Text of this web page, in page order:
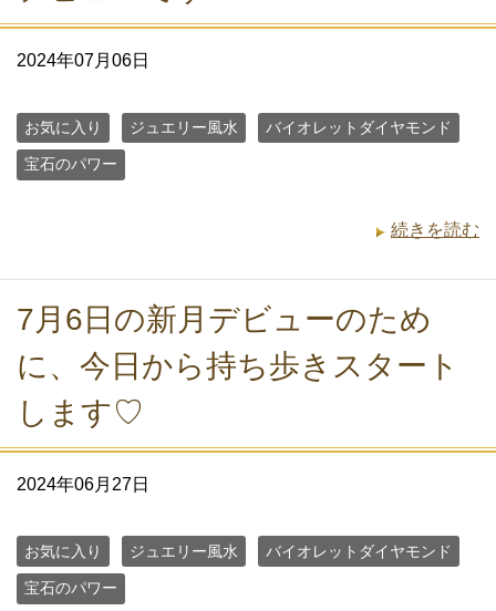
2024年07月06日
お気に入り ジュエリー風水 バイオレットダイヤモンド
宝石のパワー
続きを読む
7月6日の新月デビューのため
に、今日から持ち歩きスタート
します♡
2024年06月27日
お気に入り ジュエリー風水 バイオレットダイヤモンド
宝石のパワー